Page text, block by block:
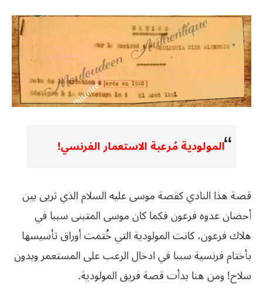
المولودية مُرعبة الاستعمار الفرنسي!
قصة هذا النادي كقصة موسى عليه السلام الذي تربى بين
أحضان عدوه فرعون فكما كان موسى المتبنى سببا في
هلاك فرعون، كانت المولودية التي خُتمت أوراق تأسيسها
بأختام فرنسية سببا في ادخال الرعب على المستعمر وبدون
سلاح! ومن هنا بدأت قصة فريق المولودية.